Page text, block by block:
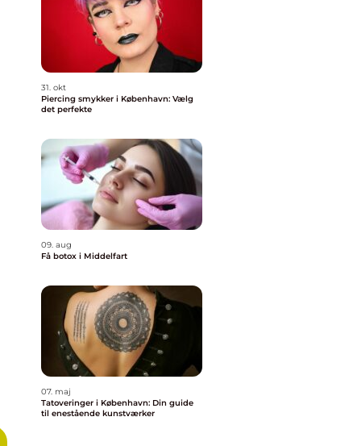
31. okt
Piercing smykker i København: Vælg
det perfekte
09. aug
Få botox i Middelfart
07. maj
Tatoveringer i København: Din guide
til enestående kunstværker